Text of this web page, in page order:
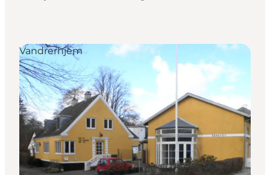
Events
Spis
Overnat
Planlæg din tur
Vandrerhjem